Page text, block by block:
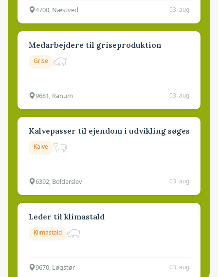
4700, Næstved 03. aug.
Medarbejdere til griseproduktion
Grise
9681, Ranum 03. aug.
Kalvepasser til ejendom i udvikling søges
Kalve
6392, Bolderslev 03. aug.
Leder til klimastald
Klimastald
9670, Løgstør 03. aug.